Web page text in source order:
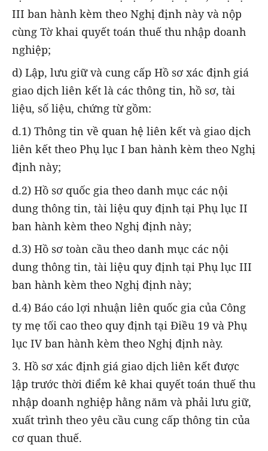
III ban hành kèm theo Nghị định này và nộp
cùng Tờ khai quyết toán thuế thu nhập doanh
nghiệp;
d) Lập, lưu giữ và cung cấp Hồ sơ xác định giá
giao dịch liên kết là các thông tin, hồ sơ, tài
liệu, số liệu, chứng từ gồm:
d.1) Thông tin về quan hệ liên kết và giao dịch
liên kết theo Phụ lục I ban hành kèm theo Nghị
định này;
d.2) Hồ sơ quốc gia theo danh mục các nội
dung thông tin, tài liệu quy định tại Phụ lục II
ban hành kèm theo Nghị định này;
d.3) Hồ sơ toàn cầu theo danh mục các nội
dung thông tin, tài liệu quy định tại Phụ lục III
ban hành kèm theo Nghị định này;
d.4) Báo cáo lợi nhuận liên quốc gia của Công
ty mẹ tối cao theo quy định tại Điều 19 và Phụ
lục IV ban hành kèm theo Nghị định này.
3. Hồ sơ xác định giá giao dịch liên kết được
lập trước thời điểm kê khai quyết toán thuế thu
nhập doanh nghiệp hằng năm và phải lưu giữ,
xuất trình theo yêu cầu cung cấp thông tin của
cơ quan thuế.